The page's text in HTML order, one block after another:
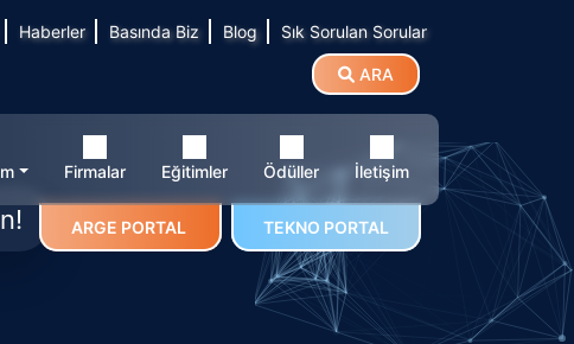
Haberler Basında Biz Blog Sık Sorulan Sorular
ARA
Firmalar Eğitimler Ödüller İletişim
ARGE PORTAL TEKNO PORTAL